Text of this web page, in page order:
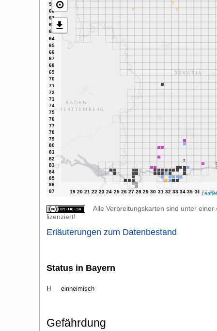
⊙
Leaflet
Alle Verbreitungskarten sind unter einer
lizenziert!
Erläuterungen zum Datenbestand
Status in Bayern
H einheimisch
Gefährdung